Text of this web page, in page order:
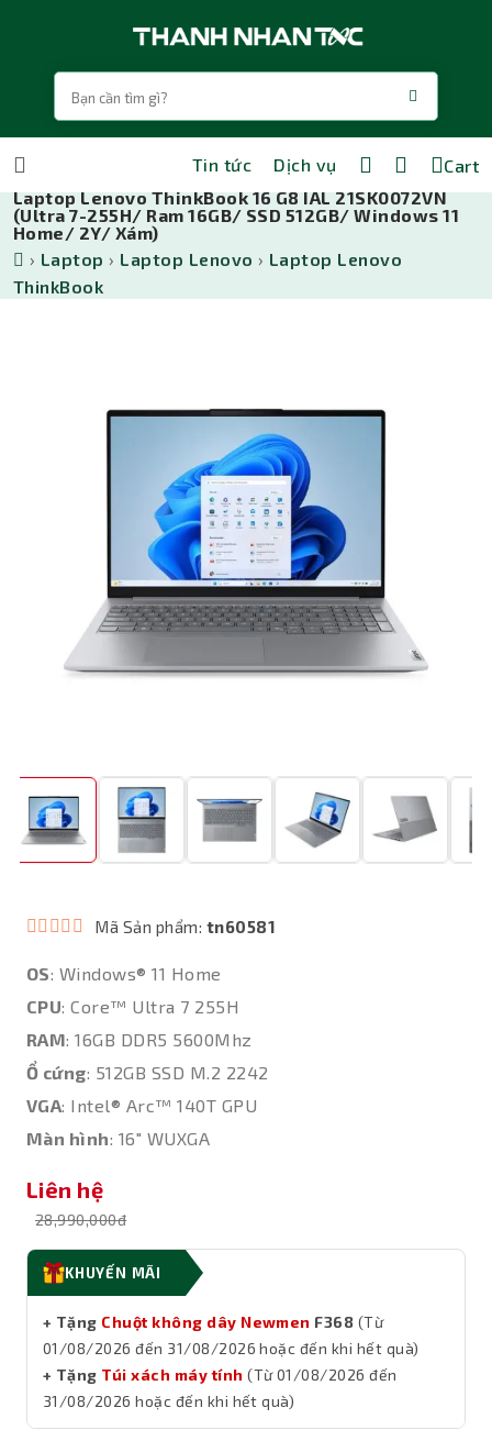
Tin tức Dịch vụ
Cart
Laptop Lenovo ThinkBook 16 G8 IAL 21SK0072VN
(Ultra 7-255H/ Ram 16GB/ SSD 512GB/ Windows 11
Home/ 2Y/ Xám)
› Laptop › Laptop Lenovo › Laptop Lenovo
ThinkBook
Mã Sản phẩm: tn60581
OS: Windows® 11 Home
CPU: Core™ Ultra 7 255H
RAM: 16GB DDR5 5600Mhz
Ổ cứng: 512GB SSD M.2 2242
VGA: Intel® Arc™ 140T GPU
Màn hình: 16" WUXGA
Liên hệ
28,990,000đ
KHUYẾN MÃI
+ Tặng Chuột không dây Newmen F368 (Từ
01/08/2026 đến 31/08/2026 hoặc đến khi hết quà)
+ Tặng Túi xách máy tính (Từ 01/08/2026 đến
31/08/2026 hoặc đến khi hết quà)